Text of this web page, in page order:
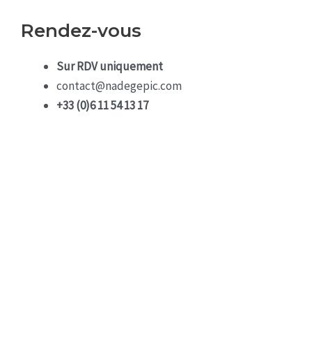
Rendez-vous
Sur RDV uniquement
contact@nadegepic.com
+33 (0)6 11 54 13 17